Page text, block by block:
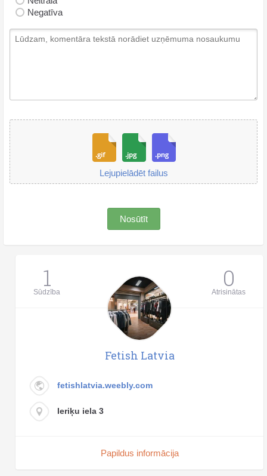
Negatīva
Lejupielādēt failus
Nosūtīt
1
Sūdzība 0
Atrisinātas
Fetish Latvia
fetishlatvia.weebly.com
Ieriķu iela 3
Papildus informācija